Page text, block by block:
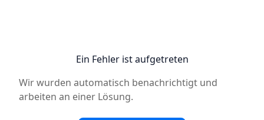
Ein Fehler ist aufgetreten
Wir wurden automatisch benachrichtigt und
arbeiten an einer Lösung.